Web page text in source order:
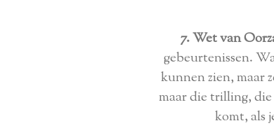
7. Wet van
gebeurtenissen.
kunnen zien, maar
maar die trilling,
komt, als